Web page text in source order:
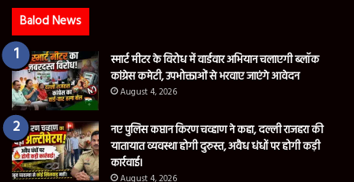
Balod News
स्मार्ट मीटर के विरोध में वार्डवार अभियान चलाएगी ब्लॉक
कांग्रेस कमेटी, उपभोक्ताओं से भरवाए जाएंगे आवेदन
August 4, 2026
नए पुलिस कप्तान किरण चव्हाण ने कहा, दल्ली राजहरा की
यातायात व्यवस्था होगी दुरुस्त, अवैध धंधों पर होगी कड़ी
कार्रवाई।
August 4, 2026